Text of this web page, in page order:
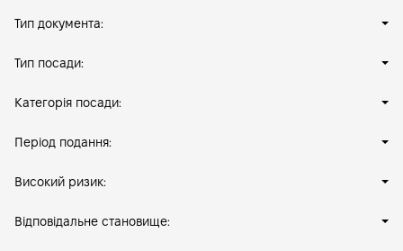
Тип документа:
Тип посади:
Категорія посади:
Період подання:
Високий ризик:
Відповідальне становище: